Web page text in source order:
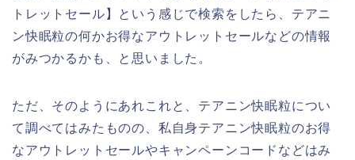
トレットセール】という感じで検索をしたら、テアニ
ン快眠粒の何かお得なアウトレットセールなどの情報
がみつかるかも、と思いました。
ただ、そのようにあれこれと、テアニン快眠粒につい
て調べてはみたものの、私自身テアニン快眠粒のお得
なアウトレットセールやキャンペーンコードなどはみ